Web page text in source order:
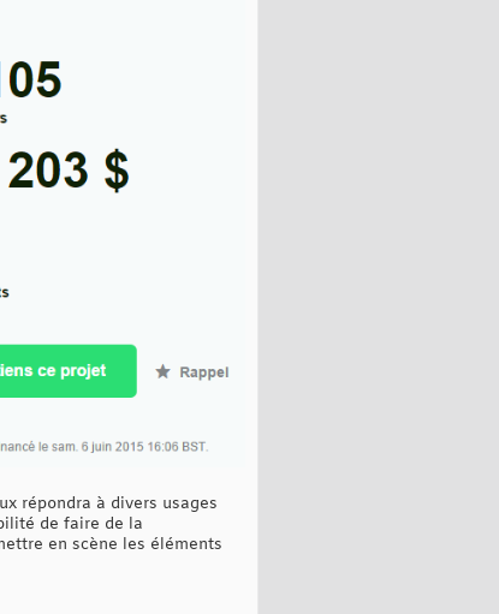
répondra à divers usages
de faire de la
en scène les éléments